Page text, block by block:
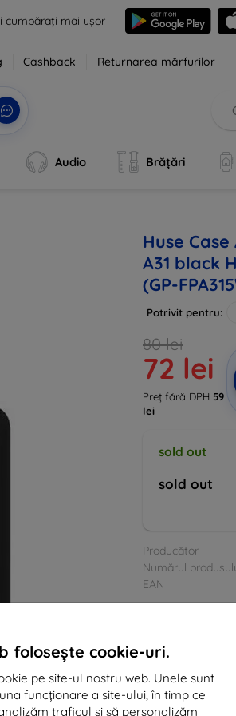
cumpărați mai ușor
folosește cookie-uri.
pe site-ul nostru web. Unele sunt
funcționare a site-ului, în timp ce
traficul și să personalizăm
Cashback Returnarea mărfurilor
Audio Brățări
Huse Case
A31 black
(GP-
Potrivit pentru:
80 lei
72 lei
Preț fără DPH 59
lei
sold out
sold out
Producător
Numărul
EAN